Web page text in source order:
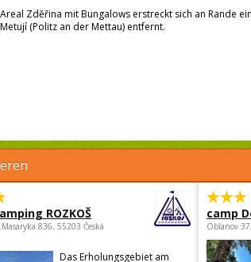
Zděřina mit Bungalows erstreckt sich an Rande
(Politz an der Mettau) entfernt.
ROZKOŠ
836, 55203 Česká
Das Erholungsgebiet am
camp
Oblanov